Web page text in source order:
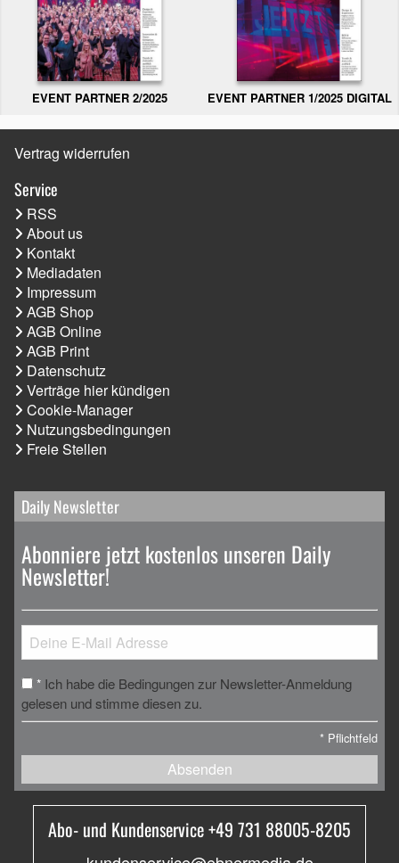
EVENT PARTNER 2/2025 EVENT PARTNER 1/2025 DIGITAL
Vertrag widerrufen
Service
RSS
About us
Kontakt
Mediadaten
Impressum
AGB Shop
AGB Online
AGB Print
Datenschutz
Verträge hier kündigen
Cookie-Manager
Nutzungsbedingungen
Freie Stellen
Daily Newsletter
Abonniere jetzt kostenlos unseren Daily
Newsletter!
* Ich habe die Bedingungen zur Newsletter-Anmeldung
gelesen und stimme diesen zu.
* Pflichtfeld
Absenden
Abo- und Kundenservice +49 731 88005-8205